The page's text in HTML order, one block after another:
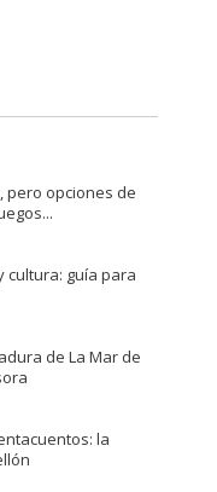
pero opciones de
cultura: guía para
de La Mar de
la